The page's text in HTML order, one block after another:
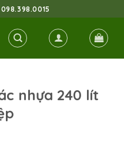
098.398.0015
nhựa 240 lít